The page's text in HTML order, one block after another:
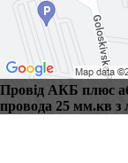
Провід АКБ плюс
провода 25 мм.кв